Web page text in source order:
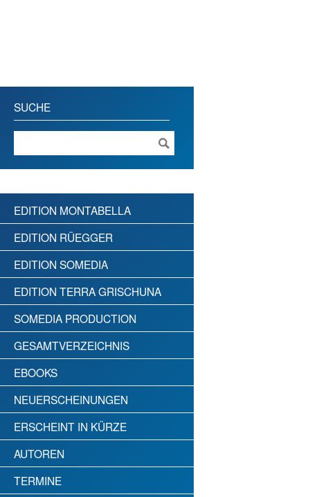
SUCHE
EDITION MONTABELLA
EDITION RÜEGGER
EDITION SOMEDIA
EDITION TERRA GRISCHUNA
SOMEDIA PRODUCTION
GESAMTVERZEICHNIS
EBOOKS
NEUERSCHEINUNGEN
ERSCHEINT IN KÜRZE
AUTOREN
TERMINE